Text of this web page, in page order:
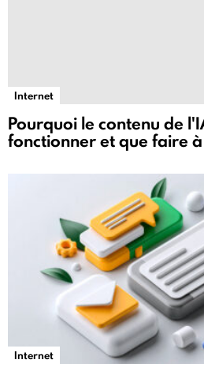
Internet
Pourquoi le contenu de
fonctionner et que faire
Internet